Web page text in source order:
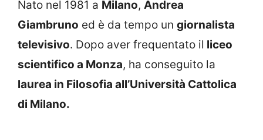
Nato nel 1981 a Milano, Andrea
Giambruno ed è da tempo un giornalista
televisivo. Dopo aver frequentato il liceo
scientifico a Monza, ha conseguito la
laurea in Filosofia all’Università Cattolica
di Milano.